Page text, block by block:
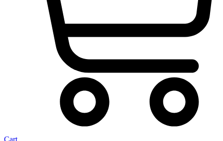
Cart